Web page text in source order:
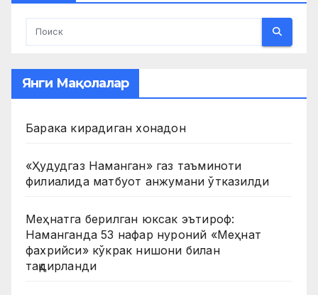
Янги Мақолалар
Барака кирадиган хонадон
«Ҳудудгаз Наманган» газ таъминоти
филиалида матбуот анжумани ўтказилди
Меҳнатга берилган юксак эътироф:
Наманганда 53 нафар нуроний «Меҳнат
фахрийси» кўкрак нишони билан
тақдирланди